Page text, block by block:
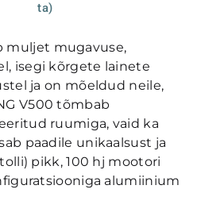
ta)
muljet mugavuse,
isegi kõrgete lainete
ja on mõeldud neile,
V500 tõmbab
ruumiga, vaid ka
paadile unikaalsust ja
tolli) pikk, 100 hj mootori
alumiinium